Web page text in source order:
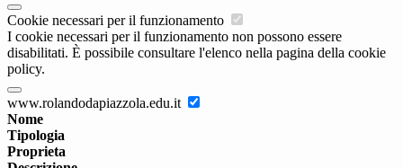
Cookie necessari per il funzionamento
I cookie necessari per il funzionamento non possono essere
disabilitati. È possibile consultare l'elenco nella pagina della cookie
policy.
www.rolandodapiazzola.edu.it
Nome
Tipologia
Proprieta